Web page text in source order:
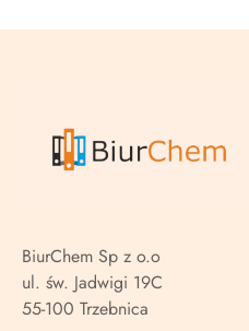
BiurChem Sp z o.o
ul. św. Jadwigi 19C
55-100 Trzebnica